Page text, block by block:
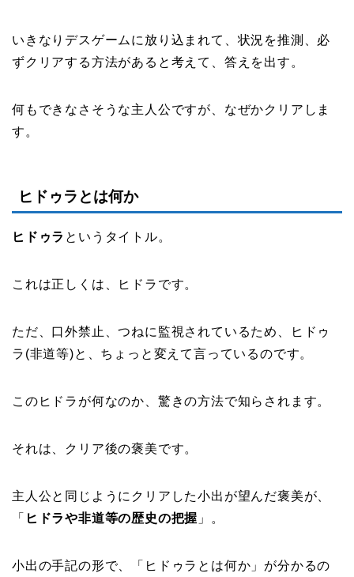
いきなりデスゲームに放り込まれて、状況を推測、必
ずクリアする方法があると考えて、答えを出す。
何もできなさそうな主人公ですが、なぜかクリアしま
す。
ヒドゥラとは何か
ヒドゥラ というタイトル。
これは正しくは、ヒドラです。
ただ、口外禁止、つねに監視されているため、ヒドゥ
ラ(非道等)と、ちょっと変えて言っているのです。
このヒドラが何なのか、驚きの方法で知らされます。
それは、クリア後の褒美です。
主人公と同じようにクリアした小出が望んだ褒美が、
「 ヒドラや非道等の歴史の把握 」。
小出の手記の形で、「ヒドゥラとは何か」が分かるの